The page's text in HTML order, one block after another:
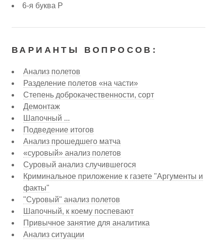
6-я буква Р
ВАРИАНТЫ ВОПРОСОВ:
Анализ полетов
Разделение полетов «на части»
Степень доброкачественности, сорт
Демонтаж
Шапочный ...
Подведение итогов
Анализ прошедшего матча
«суровый» анализ полетов
Суровый анализ случившегося
Криминальное приложение к газете "Аргументы и
факты"
"Суровый" анализ полетов
Шапочный, к коему поспевают
Привычное занятие для аналитика
Анализ ситуации